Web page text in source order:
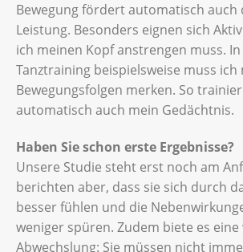
Bewegung fördert automatisch auch
Leistung. Besonders eignen sich
ich meinen Kopf anstrengen muss.
Tanztraining beispielsweise muss ich
Bewegungsfolgen merken. So
automatisch auch mein Gedächtnis.
Haben Sie schon erste Ergebnisse?
Unsere Studie steht erst noch am
berichten aber, dass sie sich durch
besser fühlen und die
weniger spüren. Zudem biete es
Abwechslung: Sie müssen nicht